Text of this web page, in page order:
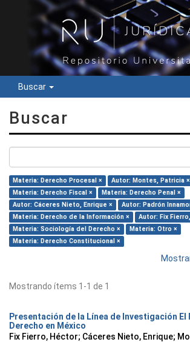
Buscar
Buscar
Materia: Derecho Procesal ×
Autor: Montes, Patricia ×
Materia: Derecho Fiscal ×
Materia: Derecho Penal ×
Autor: Cáceres Nieto, Enrique ×
Autor: Padrón
Materia: Derecho de la Información ×
Autor: Fix
Materia: Sociología del Derecho ×
Materia: Otro ×
Materia: Derecho Constitucional ×
Mostrando ítems 1-1 de 1
Presentación de la Línea de Investigación El
Derecho en México
Fix Fierro, Héctor; Cáceres Nieto, Enrique;